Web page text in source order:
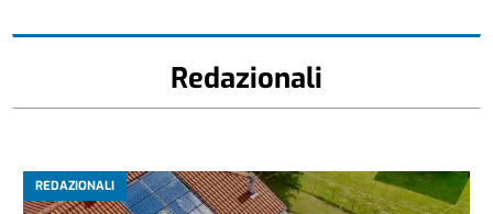
Redazionali
REDAZIONALI